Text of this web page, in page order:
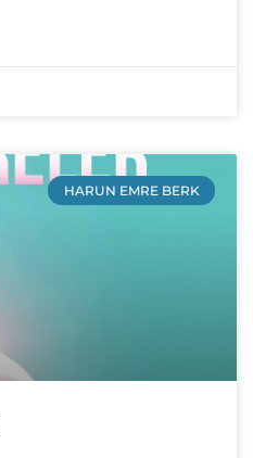
HARUN EMRE BERK